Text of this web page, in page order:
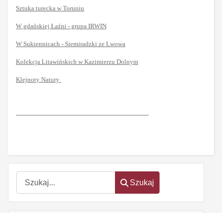
Szukaj
Szukaj
Sztuka turecka w Toruniu
W gdańskiej Łaźni - grupa IRWIN
W Sukiennicach - Siemiradzki ze Lwowa
Kolekcja Litawińskich w Kazimierzu Dolnym
Klejnoty Natury
-------------------------------------------------------------------